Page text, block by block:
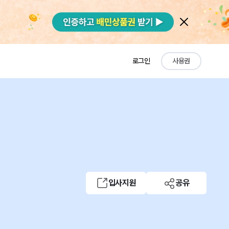
로그인 사용권
입사지원 공유